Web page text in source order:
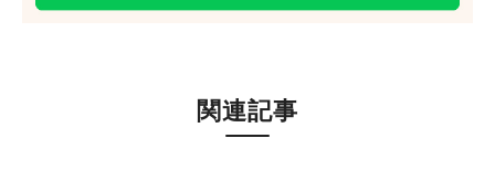
関連記事